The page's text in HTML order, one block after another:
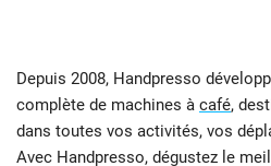
Depuis 2008, Handpresso
complète de machines à café,
dans toutes vos activités, vos
Avec Handpresso, dégustez le